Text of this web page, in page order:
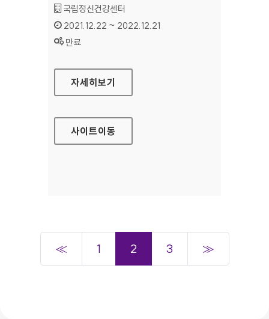
기관명 :
국립정신건강센터
인증기간 :
2021.12.22 ~ 2022.12.21
상태 :
만료
국립정신건강센터 대표홈페이지
자세히보기
사이트이동
≪ 1 2 3 ≫